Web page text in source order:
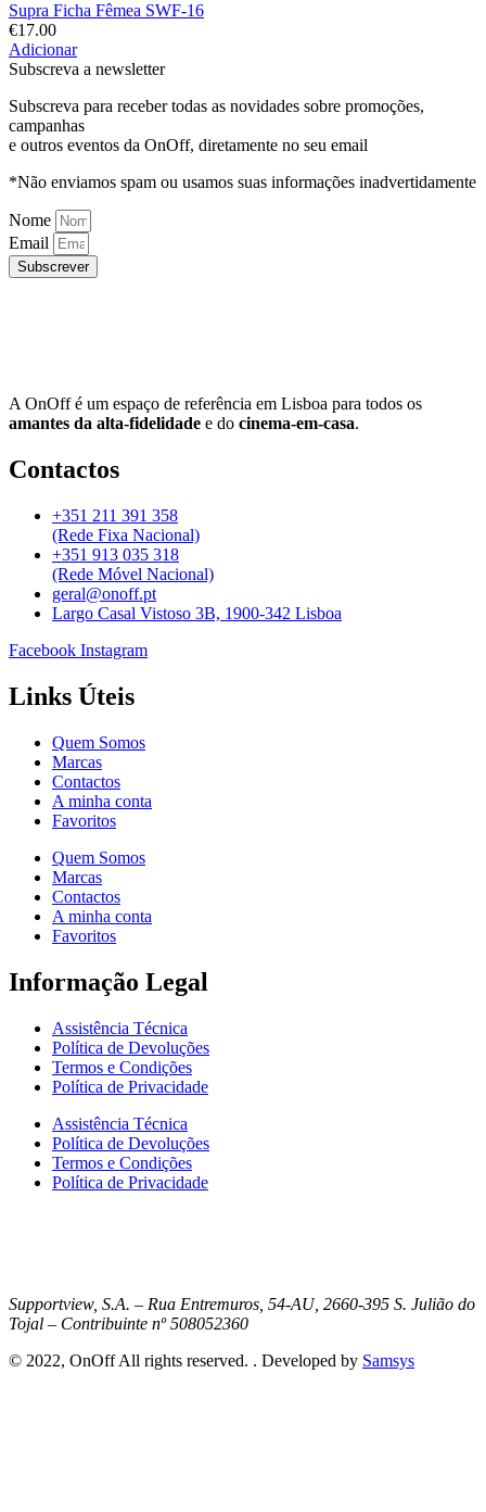
Supra Ficha Fêmea SWF-16
€17.00
Adicionar
Subscreva a newsletter
Subscreva para receber todas as novidades sobre promoções,
campanhas
e outros eventos da OnOff, diretamente no seu email
*Não enviamos spam ou usamos suas informações inadvertidamente
Nome
Email
Subscrever
A OnOff é um espaço de referência em Lisboa para todos os
amantes da alta-fidelidade e do cinema-em-casa.
Contactos
+351 211 391 358
(Rede Fixa Nacional)
+351 913 035 318
(Rede Móvel Nacional)
geral@onoff.pt
Largo Casal Vistoso 3B, 1900-342 Lisboa
Facebook Instagram
Links Úteis
Quem Somos
Marcas
Contactos
A minha conta
Favoritos
Quem Somos
Marcas
Contactos
A minha conta
Favoritos
Informação Legal
Assistência Técnica
Política de Devoluções
Termos e Condições
Política de Privacidade
Assistência Técnica
Política de Devoluções
Termos e Condições
Política de Privacidade
Supportview, S.A. – Rua Entremuros, 54-AU, 2660-395 S. Julião do
Tojal – Contribuinte nº 508052360
© 2022, OnOff All rights reserved. . Developed by Samsys